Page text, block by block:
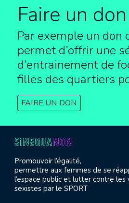
Faire un don
Par exemple un don
permet d’offrir une
d’entrainement de
filles des quartiers
FAIRE UN DON
Promouvoir l’égalité,
permettre aux femmes de se
l’espace public et lutter contre les
sexistes par le SPORT